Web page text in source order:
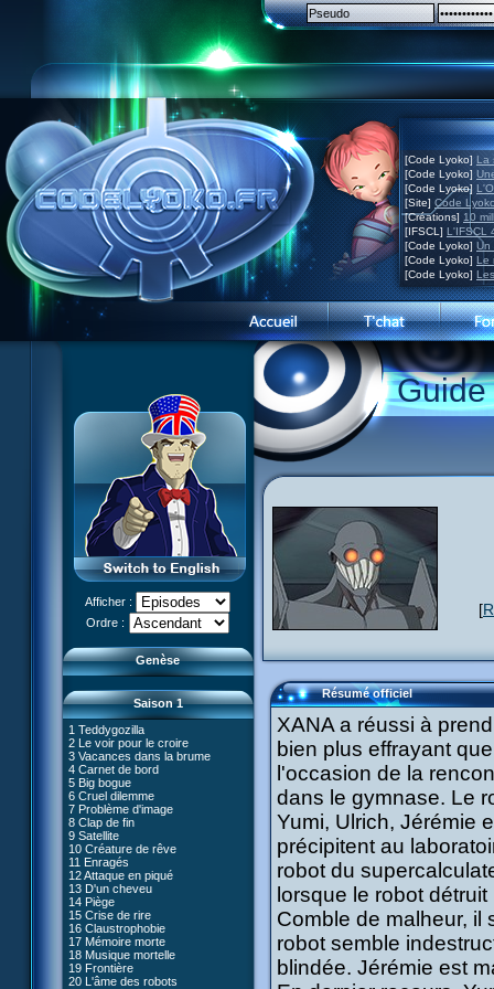
[Code Lyoko] La
[Code Lyoko]
[Code Lyoko]
[Site] Code
[Créations] 10
[IFSCL] L'IFSCL
[Code Lyoko] Un
[Code Lyoko] Le
[Code Lyoko]
Afficher :
Ordre :
Genèse
Le réveil de XANA (Partie 1)
Le réveil de XANA (Partie 2)
Saison 1
1 Teddygozilla
2 Le voir pour le croire
3 Vacances dans la brume
4 Carnet de bord
5 Big bogue
6 Cruel dilemme
7 Problème d'image
8 Clap de fin
9 Satellite
10 Créature de rêve
11 Enragés
12 Attaque en piqué
13 D'un cheveu
14 Piège
15 Crise de rire
16 Claustrophobie
17 Mémoire morte
18 Musique mortelle
19 Frontière
20 L'âme des robots
27 Nouvelle donne
28 Terre inconnue
29 Exploration
30 Un grand jour
31 Mister Pück
32 Saint Valentin
33 Mix final
34 Chaînon manquant
35 Les jeux sont faits
36 Marabounta
37 Intérêt commun
38 Tentation
39 Mauvaise conduite
40 Contagion
41 Ultimatum
42 Désordre
43 Mon meilleur ennemi
66 Renaissance
67 Mauvaise réplique
68 Première partie
69 Double foyer
70 Skidbladnir
71 Premier voyage
72 Leçon de choses
73 Réplika
74 Je préfère ne pas en parler !
75 Corps céleste
76 Le lac
77 Torpilles virtuelles
78 Expérience
79 Arachnophobie
#01 - XANA 2.0
#02 - Cortex
#03 - Spectromania
#04 - Madame Einstein
#05 - Rivalité
#06 - Soupçons
#07 - Compte-à-rebours
#08 - Virus
[
Résumé officiel
XANA a réussi à
bien plus effrayant
l'occasion de la
dans le gymnase. Le
Yumi, Ulrich, Jérémie
précipitent au
robot du
lorsque le robot
Comble de malheur, il
robot semble
blindée. Jérémie est